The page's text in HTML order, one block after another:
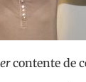
contente de